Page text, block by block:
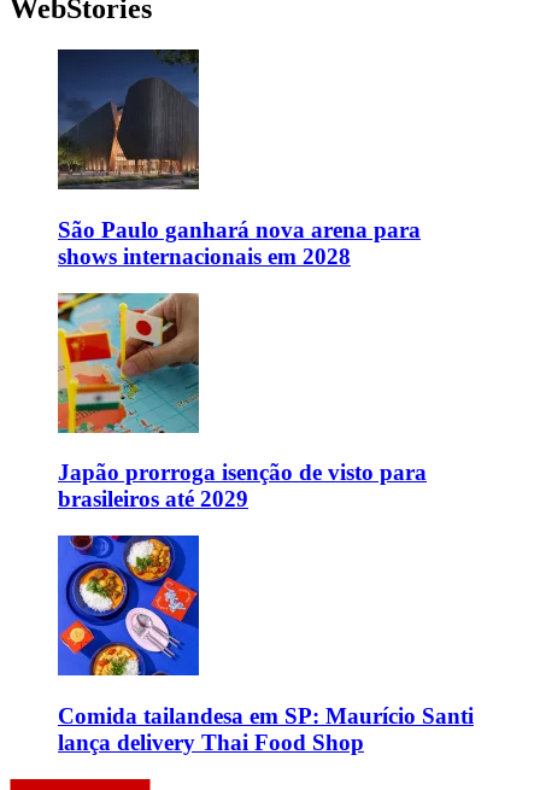
WebStories
São Paulo ganhará nova arena para
shows internacionais em 2028
Japão prorroga isenção de visto para
brasileiros até 2029
Comida tailandesa em SP: Maurício Santi
lança delivery Thai Food Shop